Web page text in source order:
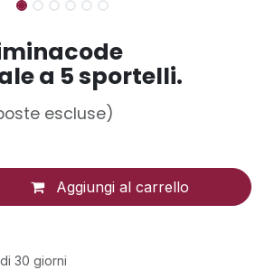
a 5 sportelli.
escluse)
Aggiungi al carrello
30 giorni